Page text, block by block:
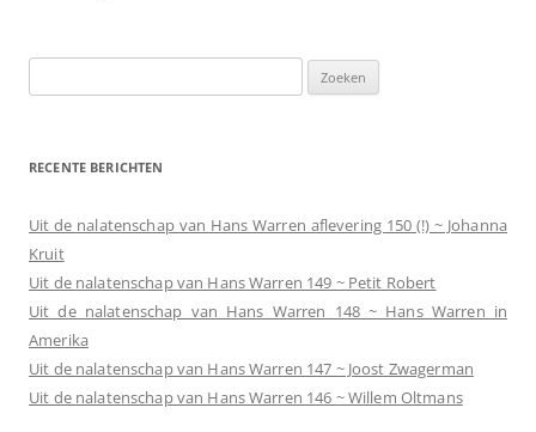
naar:
RECENTE BERICHTEN
Uit de nalatenschap van Hans Warren aflevering 150 (!) ~ Johanna
Kruit
Uit de nalatenschap van Hans Warren 149 ~ Petit Robert
Uit de nalatenschap van Hans Warren 148 ~ Hans Warren in
Amerika
Uit de nalatenschap van Hans Warren 147 ~ Joost Zwagerman
Uit de nalatenschap van Hans Warren 146 ~ Willem Oltmans